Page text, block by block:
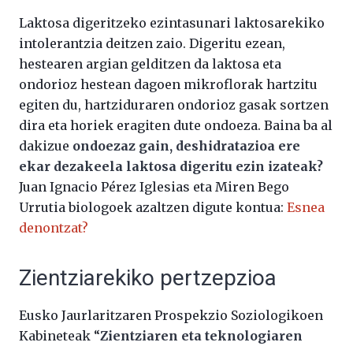
Laktosa digeritzeko ezintasunari laktosarekiko
intolerantzia deitzen zaio. Digeritu ezean,
hestearen argian gelditzen da laktosa eta
ondorioz hestean dagoen mikroflorak hartzitu
egiten du, hartziduraren ondorioz gasak sortzen
dira eta horiek eragiten dute ondoeza. Baina ba al
dakizue ondoezaz gain, deshidratazioa ere
ekar dezakeela laktosa digeritu ezin izateak?
Juan Ignacio Pérez Iglesias eta Miren Bego
Urrutia biologoek azaltzen digute kontua: Esnea
denontzat?
Zientziarekiko pertzepzioa
Eusko Jaurlaritzaren Prospekzio Soziologikoen
Kabineteak “Zientziaren eta teknologiaren